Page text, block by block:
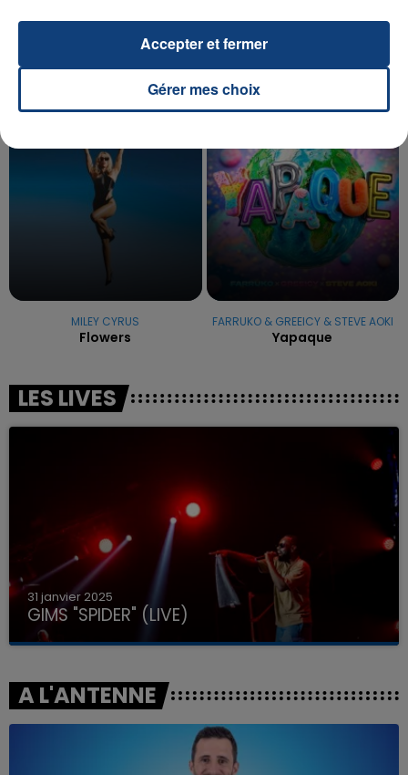
La famille a porté plainte contre la clinique qui a
reconnu sa responsabilité et présenté ses
excuses.
TITRES DIFFUSÉS
MILEY CYRUS
Flowers
FARRUKO & GREEICY & STEVE AOKI
Yapaque
LES LIVES
31 janvier 2025
GIMS "SPIDER" (LIVE)
A L'ANTENNE
Gérer mes choix
Accepter et fermer